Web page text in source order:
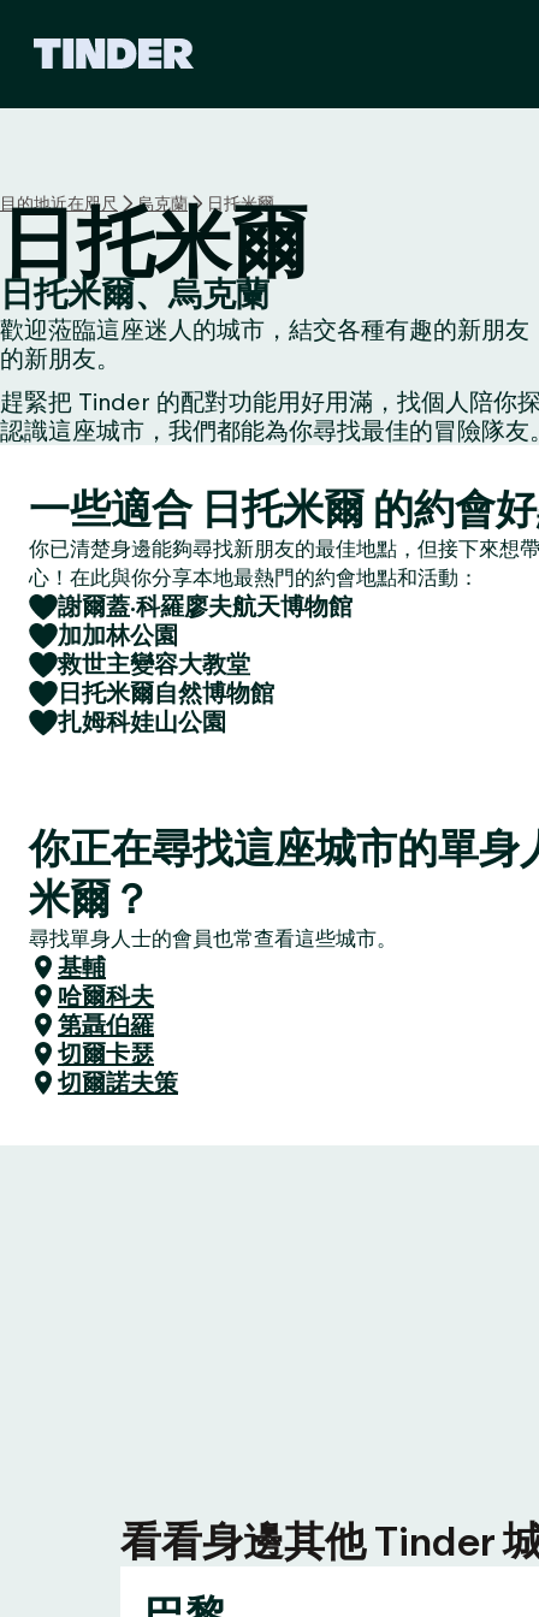
首
頁
目的地近在咫尺 烏克蘭 日托米爾
日托米爾
日托米爾、烏克蘭
歡迎蒞臨這座迷人的城市，結交各種有趣的新朋
的新朋友。
趕緊把 Tinder 的配對功能用好用滿，找個人陪你
認識這座城市，我們都能為你尋找最佳的冒險隊友
一些適合 日托米爾 的約會
你已清楚身邊能夠尋找新朋友的最佳地點，但接下來想
心！在此與你分享本地最熱門的約會地點和活動：
謝爾蓋·科羅廖夫航天博物館
加加林公園
救世主變容大教堂
日托米爾自然博物館
扎姆科娃山公園
你正在尋找這座城市的單身
米爾？
尋找單身人士的會員也常查看這些城市。
基輔
哈爾科夫
第聶伯羅
切爾卡瑟
切爾諾夫策
看看身邊其他 Tinder